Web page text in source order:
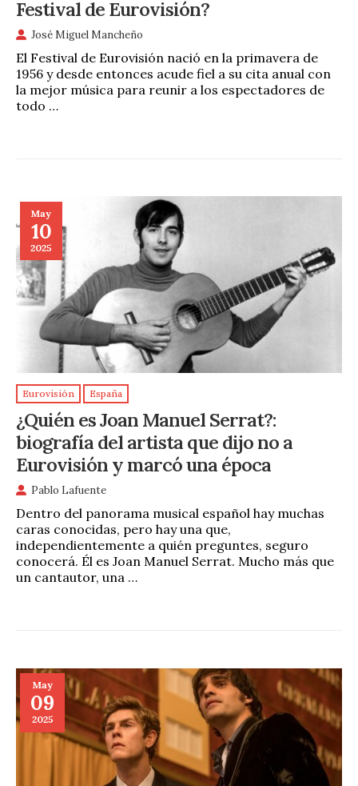
Festival de Eurovisión?
José Miguel Mancheño
El Festival de Eurovisión nació en la primavera de
1956 y desde entonces acude fiel a su cita anual con
la mejor música para reunir a los espectadores de
todo …
May
10
2025
Eurovisión España
¿Quién es Joan Manuel Serrat?:
biografía del artista que dijo no a
Eurovisión y marcó una época
Pablo Lafuente
Dentro del panorama musical español hay muchas
caras conocidas, pero hay una que,
independientemente a quién preguntes, seguro
conocerá. Él es Joan Manuel Serrat. Mucho más que
un cantautor, una …
May
09
2025